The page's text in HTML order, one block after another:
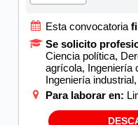
Esta convocatoria
Se solicito
Ciencia política,
agrícola, Ingeniería
Ingeniería
Para laborar en: